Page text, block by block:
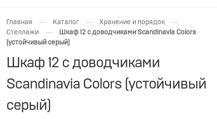
Главная — Каталог — Хранение и порядок —
Стеллажи —
Шкаф 12 с доводчиками Scandinavia Colors
(устойчивый серый)
Шкаф 12 с доводчиками
Scandinavia Colors (устойчивый
серый)